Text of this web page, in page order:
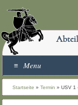
Menu
Startseite » Termin » USV 1